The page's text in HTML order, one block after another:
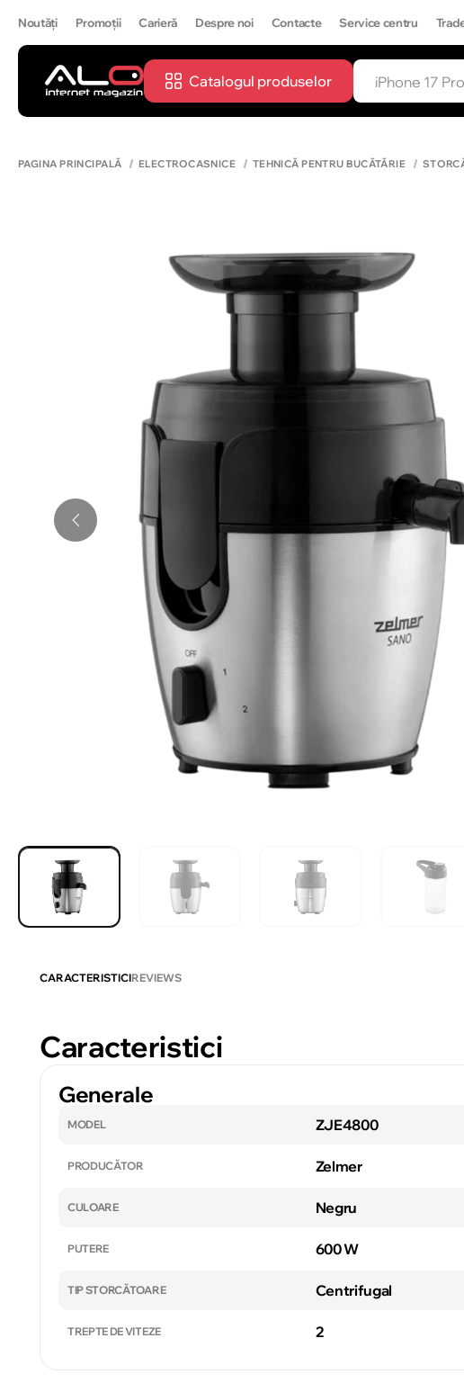
Noutăți Promoții Carieră Despre noi Contacte Service centru
Catalogul produselor
PAGINA PRINCIPALĂ ELECTROCASNICE TEHNICĂ PENTRU BUCĂTĂRIE
CARACTERISTICIREVIEWS
Caracteristici
Generale
MODEL ZJE4800
PRODUCĂTOR Zelmer
CULOARE Negru
PUTERE 600 W
TIP STORCĂTOARE Centrifugal
TREPTE DE VITEZE 2